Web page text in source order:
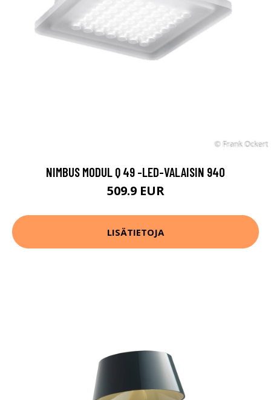
NIMBUS MODUL Q 49 -LED-VALAISIN 940
509.9 EUR
LISÄTIETOJA